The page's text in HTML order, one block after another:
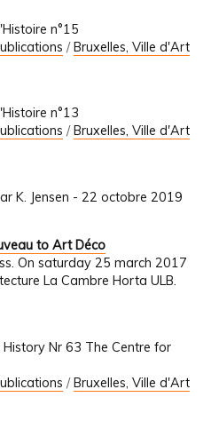
n°15
/Bruxelles, Ville d'Art
n°13
/ Bruxelles, Ville d'Art
K. Jensen - 22 octobre 2019
to Art Déco
On saturday 25 march 2017
La Cambre Horta ULB.
Nr 63 The Centre for
/Bruxelles, Ville d'Art